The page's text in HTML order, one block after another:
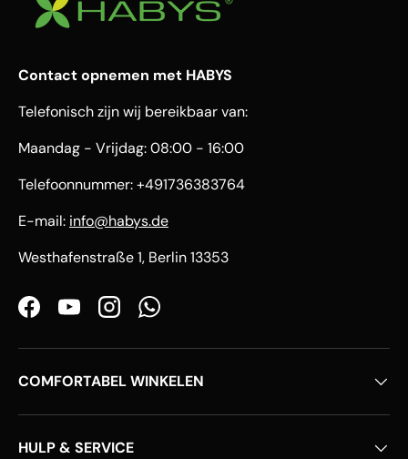
Contact opnemen met HABYS
Telefonisch zijn wij bereikbaar van:
Maandag - Vrijdag: 08:00 - 16:00
Telefoonnummer: +491736383764
E-mail: info@habys.de
Westhafenstraße 1, Berlin 13353
FacebookYouTubeInstagramWhatsApp
COMFORTABEL WINKELEN
HULP & SERVICE